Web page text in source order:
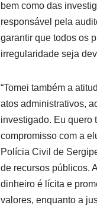
bem como das
responsável pela
garantir que todos os
irregularidade seja
“Tomei também a
atos administrativos,
investigado. Eu quero
compromisso com a
Polícia Civil de
de recursos públicos.
dinheiro é lícita e
valores, enquanto a